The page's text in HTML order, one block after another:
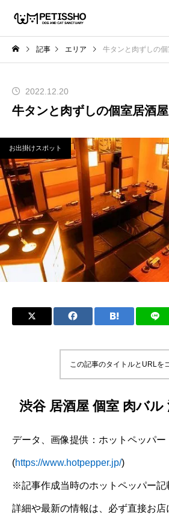
記事 エリア 牛タンと肉ずしの
2022.12.20
牛タンと肉ずしの個室居酒
お出掛けスポット
この記事のタイトルとURLを
渋谷 居酒屋 個室 肉バル
データ、画像提供：ホットペッパー
(https://www.hotpepper.jp/)
※記事作成当時のホットペッパー記
詳細や最新の情報は、必ず直接お